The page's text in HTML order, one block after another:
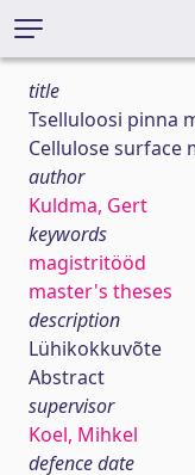
title
Tselluloosi pinna
Cellulose surface
author
Kuldma, Gert
keywords
magistritööd
master's theses
description
Lühikokkuvõte
Abstract
supervisor
Koel, Mihkel
defence date